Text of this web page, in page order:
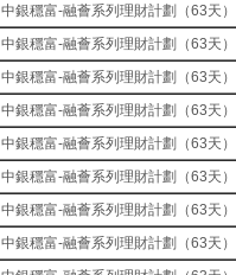
中銀穩富-融薈系列理財計劃（63天）
中銀穩富-融薈系列理財計劃（63天）
中銀穩富-融薈系列理財計劃（63天）
中銀穩富-融薈系列理財計劃（63天）
中銀穩富-融薈系列理財計劃（63天）
中銀穩富-融薈系列理財計劃（63天）
中銀穩富-融薈系列理財計劃（63天）
中銀穩富-融薈系列理財計劃（63天）